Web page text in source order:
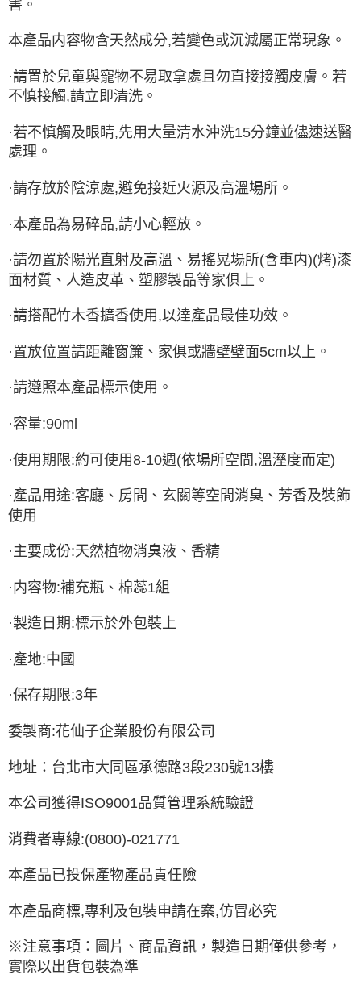
害。
本產品内容物含天然成分,若變色或沉減屬正常現象。
·請置於兒童與寵物不易取拿處且勿直接接觸皮膚。若
不慎接觸,請立即清洗。
·若不慎觸及眼睛,先用大量清水沖洗15分鐘並儘速送醫
處理。
·請存放於陰涼處,避免接近火源及高溫場所。
·本產品為易碎品,請小心輕放。
·請勿置於陽光直射及高溫、易搖晃場所(含車内)(烤)漆
面材質、人造皮革、塑膠製品等家俱上。
·請搭配竹木香擴香使用,以達產品最佳功效。
·置放位置請距離窗簾、家俱或牆壁壁面5cm以上。
·請遵照本產品標示使用。
·容量:90ml
·使用期限:約可使用8-10週(依場所空間,溫溼度而定)
·產品用途:客廳、房間、玄關等空間消臭、芳香及裝飾
使用
·主要成份:天然植物消臭液、香精
·内容物:補充瓶、棉蕊1組
·製造日期:標示於外包裝上
·產地:中國
·保存期限:3年
委製商:花仙子企業股份有限公司
地址：台北市大同區承德路3段230號13樓
本公司獲得ISO9001品質管理系統驗證
消費者專線:(0800)-021771
本產品已投保產物產品責任險
本產品商標,專利及包裝申請在案,仿冒必究
※注意事項：圖片、商品資訊，製造日期僅供參考，
實際以出貨包裝為準